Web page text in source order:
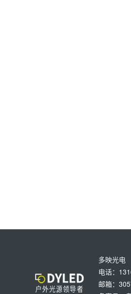
多映光电
电话：
邮箱：